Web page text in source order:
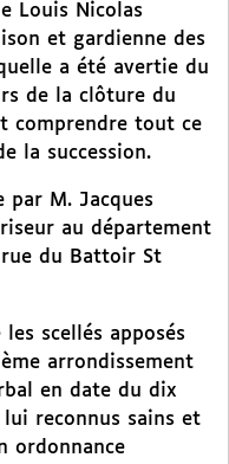
Louis Nicolas
et gardienne des
a été avertie du
de la clôture du
comprendre tout ce
la succession.
par M. Jacques
au département
rue du Battoir St
scellés apposés
arrondissement
en date du dix
reconnus sains et
ordonnance